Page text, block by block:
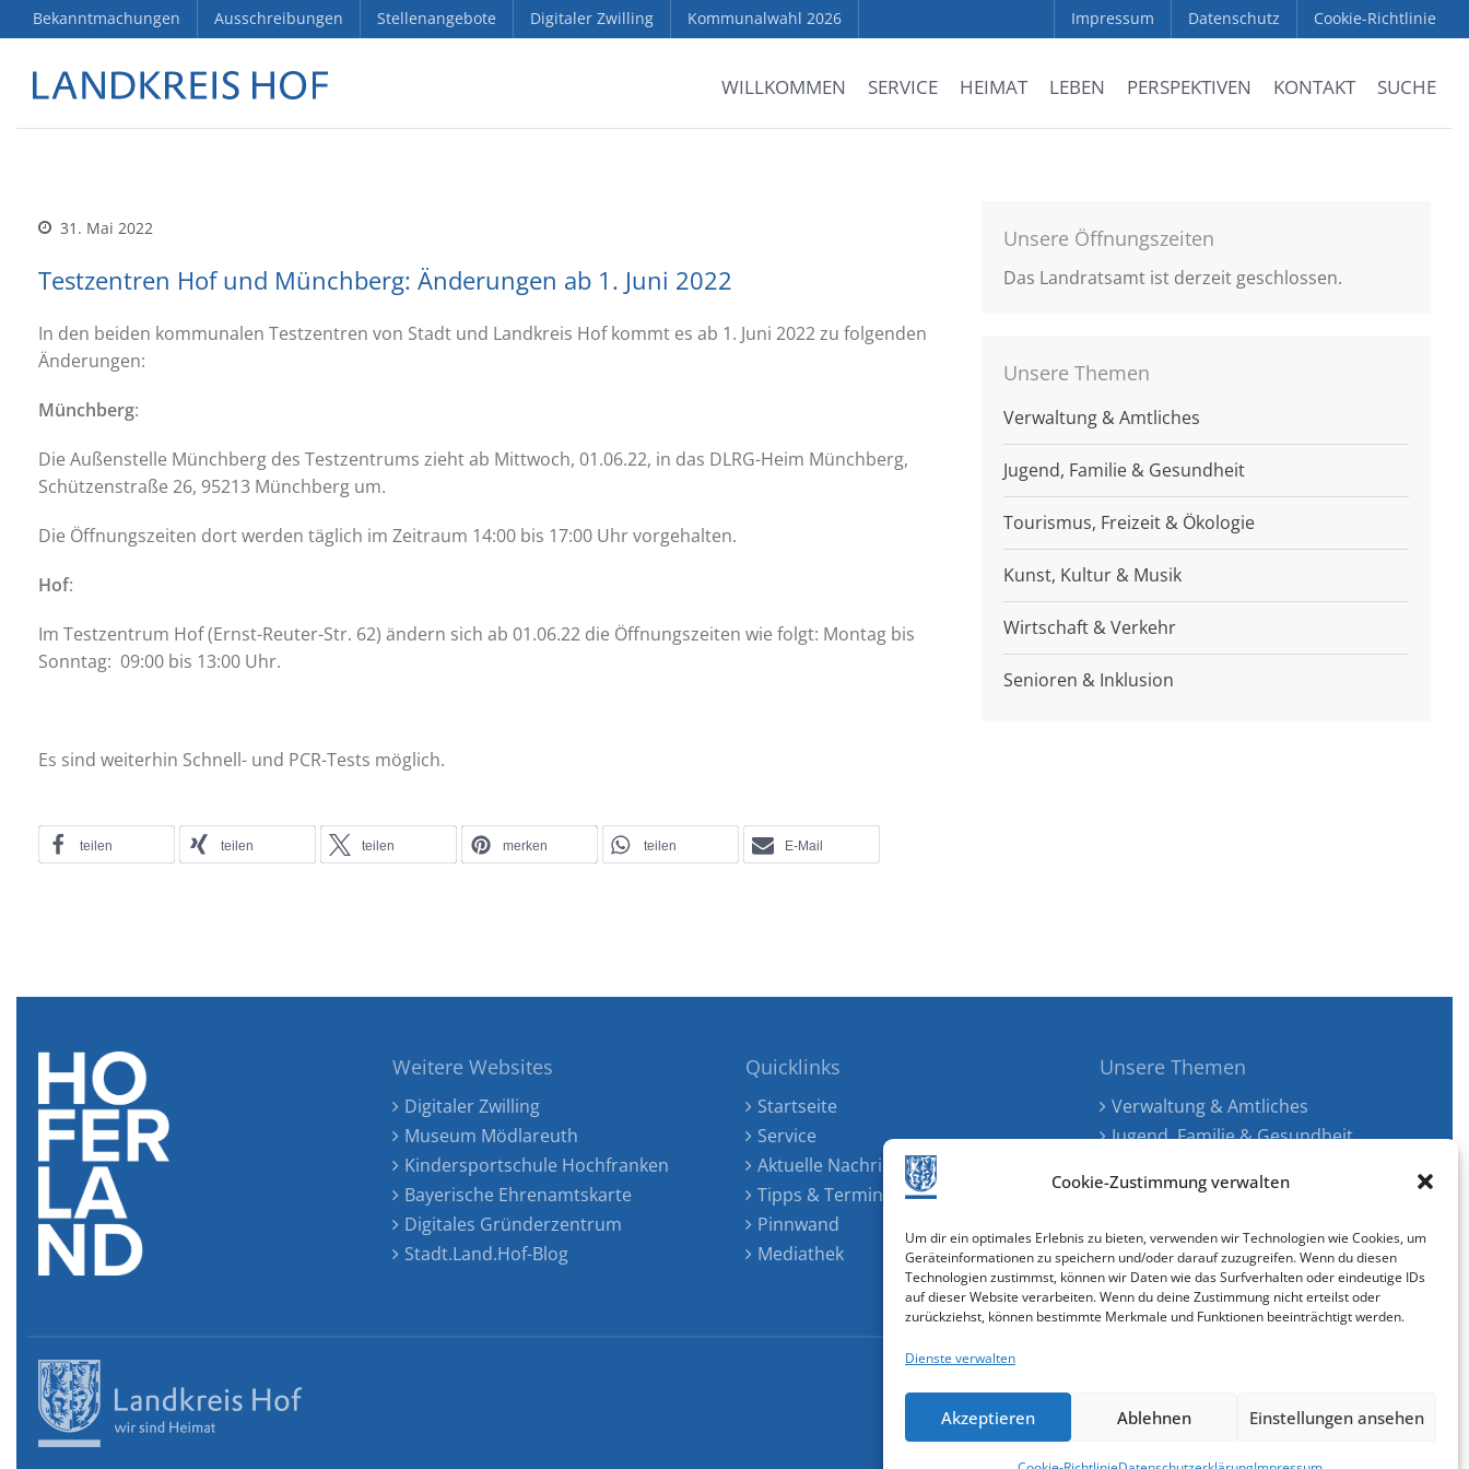
Cookie-Zustimmung verwalten
Um dir ein optimales Erlebnis zu bieten, verwenden wir Technologien wie Cookies, um
Geräteinformationen zu speichern und/oder darauf zuzugreifen. Wenn du diesen
Technologien zustimmst, können wir Daten wie das Surfverhalten oder eindeutige IDs
auf dieser Website verarbeiten. Wenn du deine Zustimmung nicht erteilst oder
zurückziehst, können bestimmte Merkmale und Funktionen beeinträchtigt werden.
Dienste verwalten
Akzeptieren Ablehnen Einstellungen ansehen
Bekanntmachungen Ausschreibungen Stellenangebote Digitaler Zwilling Kommunalwahl 2026 Impressum Datenschutz Cookie-Richtlinie
WILLKOMMEN SERVICE HEIMAT LEBEN PERSPEKTIVEN KONTAKT SUCHE
31. Mai 2022
Testzentren Hof und Münchberg: Änderungen ab 1. Juni 2022
In den beiden kommunalen Testzentren von Stadt und Landkreis Hof kommt es ab 1. Juni 2022 zu folgenden
Änderungen:
Münchberg:
Die Außenstelle Münchberg des Testzentrums zieht ab Mittwoch, 01.06.22, in das DLRG-Heim Münchberg,
Schützenstraße 26, 95213 Münchberg um.
Die Öffnungszeiten dort werden täglich im Zeitraum 14:00 bis 17:00 Uhr vorgehalten.
Hof:
Im Testzentrum Hof (Ernst-Reuter-Str. 62) ändern sich ab 01.06.22 die Öffnungszeiten wie folgt: Montag bis
Sonntag: 09:00 bis 13:00 Uhr.
Es sind weiterhin Schnell- und PCR-Tests möglich.
teilen teilen teilen merken teilen E-Mail
Unsere Öffnungszeiten
Das Landratsamt ist derzeit geschlossen.
Unsere Themen
Verwaltung & Amtliches
Jugend, Familie & Gesundheit
Tourismus, Freizeit & Ökologie
Kunst, Kultur & Musik
Wirtschaft & Verkehr
Senioren & Inklusion
Weitere Websites
Digitaler Zwilling
Museum Mödlareuth
Kindersportschule Hochfranken
Bayerische Ehrenamtskarte
Digitales Gründerzentrum
Stadt.Land.Hof-Blog
Quicklinks
Startseite
Service
Aktuelle Nachrichten
Tipps & Termine
Pinnwand
Mediathek
Unsere Themen
Verwaltung & Amtliches
Jugend, Familie & Gesundheit
Kunst, Kultur & Musik
Senioren & Inklusion
Cookie-Richtlinie (EU)